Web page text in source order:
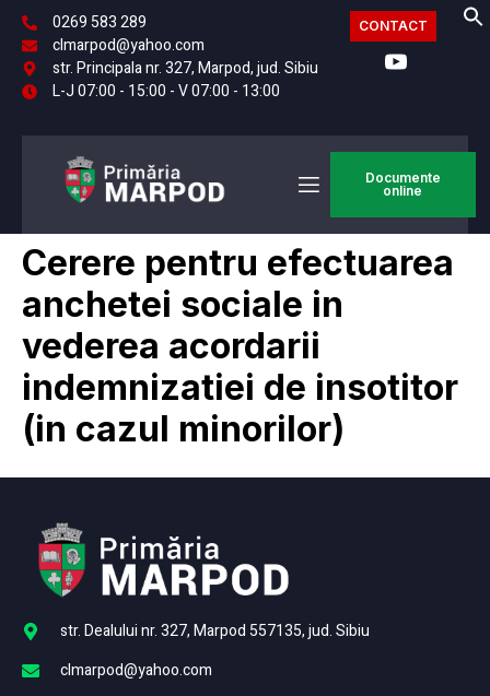
0269 583 289
clmarpod@yahoo.com
str. Principala nr. 327, Marpod, jud. Sibiu
L-J 07:00 - 15:00 - V 07:00 - 13:00
CONTACT
Documente
online
Cerere pentru efectuarea
anchetei sociale in
vederea acordarii
indemnizatiei de insotitor
(in cazul minorilor)
str. Dealului nr. 327, Marpod 557135, jud. Sibiu
clmarpod@yahoo.com